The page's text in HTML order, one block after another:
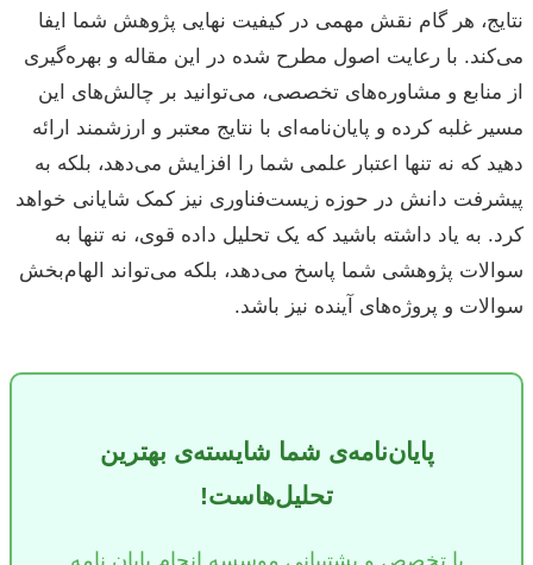
نتایج، هر گام نقش مهمی در کیفیت نهایی پژوهش شما ایفا
می‌کند. با رعایت اصول مطرح شده در این مقاله و بهره‌گیری
از منابع و مشاوره‌های تخصصی، می‌توانید بر چالش‌های این
مسیر غلبه کرده و پایان‌نامه‌ای با نتایج معتبر و ارزشمند ارائه
دهید که نه تنها اعتبار علمی شما را افزایش می‌دهد، بلکه به
پیشرفت دانش در حوزه زیست‌فناوری نیز کمک شایانی خواهد
کرد. به یاد داشته باشید که یک تحلیل داده قوی، نه تنها به
سوالات پژوهشی شما پاسخ می‌دهد، بلکه می‌تواند الهام‌بخش
سوالات و پروژه‌های آینده نیز باشد.
پایان‌نامه‌ی شما شایسته‌ی بهترین
تحلیل‌هاست!
با تخصص و پشتیبانی موسسه انجام پایان نامه